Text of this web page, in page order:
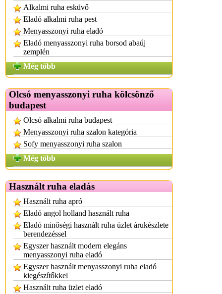
Alkalmi ruha esküvő
Eladó alkalmi ruha pest
Menyasszonyi ruha eladó
Eladó menyasszonyi ruha borsod abaúj
zemplén
Még több
Olcsó menyasszonyi ruha kölcsönző
budapest
Olcsó alkalmi ruha budapest
Menyasszonyi ruha szalon kategória
Sofy menyasszonyi ruha szalon
Még több
Használt ruha eladás
Használt ruha apró
Eladó angol holland használt ruha
Eladó minőségi használt ruha üzlet árukészlete
berendezéssel
Egyszer használt modern elegáns
menyasszonyi ruha eladó
Egyszer használt menyasszonyi ruha eladó
kiegészítőkkel
Használt ruha üzlet eladó